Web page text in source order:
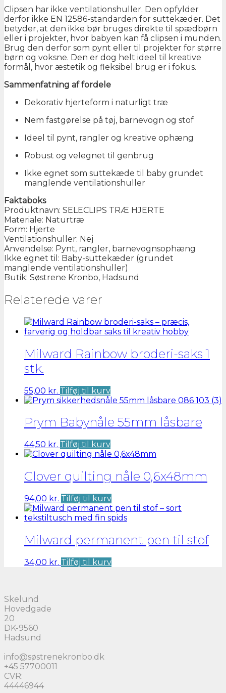
Clipsen har ikke ventilationshuller. Den opfylder
derfor ikke EN 12586-standarden for suttekæder. Det
betyder, at den ikke bør bruges direkte til spædbørn
eller i projekter, hvor babyen kan få clipsen i munden.
Brug den derfor som pynt eller til projekter for større
børn og voksne. Den er dog helt ideel til kreative
formål, hvor æstetik og fleksibel brug er i fokus.
Sammenfatning af fordele
Dekorativ hjerteform i naturligt træ
Nem fastgørelse på tøj, barnevogn og stof
Ideel til pynt, rangler og kreative ophæng
Robust og velegnet til genbrug
Ikke egnet som suttekæde til baby grundet
manglende ventilationshuller
Faktaboks
Produktnavn: SELECLIPS TRÆ HJERTE
Materiale: Naturtræ
Form: Hjerte
Ventilationshuller: Nej
Anvendelse: Pynt, rangler, barnevognsophæng
Ikke egnet til: Baby-suttekæder (grundet
manglende ventilationshuller)
Butik: Søstrene Kronbo, Hadsund
Relaterede varer
Milward Rainbow broderi-saks 1
stk.
55,00 kr. Tilføj til kurv
Prym Babynåle 55mm låsbare
44,50 kr. Tilføj til kurv
Clover quilting nåle 0,6x48mm
94,00 kr. Tilføj til kurv
Milward permanent pen til stof
34,00 kr. Tilføj til kurv
Skelund
Hovedgade
20
DK-9560
Hadsund
info@søstrenekronbo.dk
+45 57700011
CVR:
44446944